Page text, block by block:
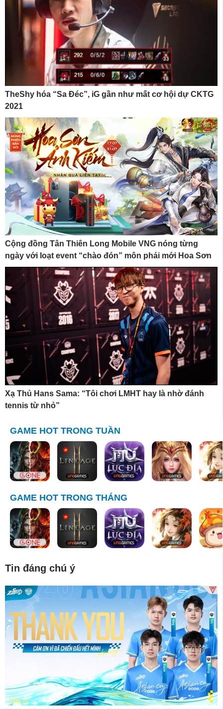
TheShy hóa “Sa Đéc”, iG gần như mất cơ hội dự CKTG
2021
Cộng đồng Tân Thiên Long Mobile VNG nóng từng
ngày với loạt event “chào đón” môn phái mới Hoa Sơn
Xạ Thủ Hans Sama: “Tôi chơi LMHT hay là nhờ đánh
tennis từ nhỏ”
GAME HOT TRONG TUẦN
GAME HOT TRONG THÁNG
Tin đáng chú ý